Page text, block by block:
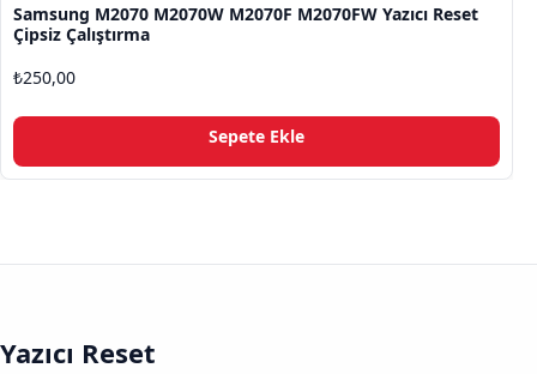
Samsung M2070 M2070W M2070F M2070FW Yazıcı Reset
Çipsiz Çalıştırma
₺250,00
Sepete Ekle
Yazıcı Reset